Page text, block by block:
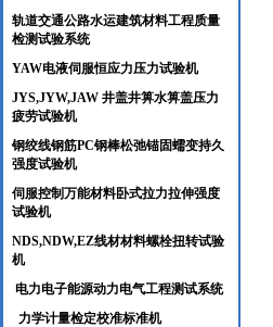
轨道交通公路水运建筑材料工程质量
检测试验系统
YAW电液伺服恒应力压力试验机
JYS,JYW,JAW 井盖井箅水箅盖压力
疲劳试验机
钢绞线钢筋PC钢棒松弛锚固蠕变持久
强度试验机
伺服控制万能材料卧式拉力拉伸强度
试验机
NDS,NDW,EZ线材材料螺栓扭转试验
机
电力电子能源动力电气工程测试系统
力学计量检定校准标准机